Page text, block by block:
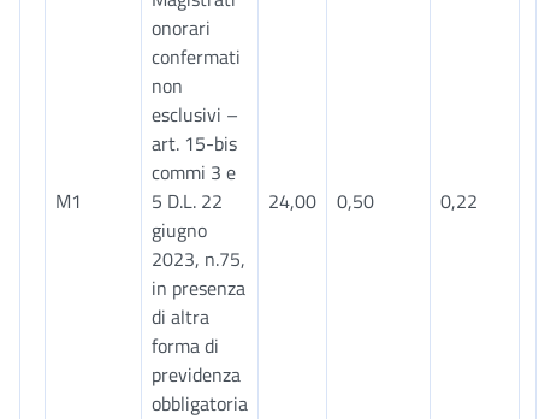
M1
onorari
confermati
non
esclusivi –
art. 15-bis
commi 3 e
5 D.L. 22
giugno
2023, n.75,
in presenza
di altra
forma di
previdenza
obbligatoria
24,00 0,50 0,22